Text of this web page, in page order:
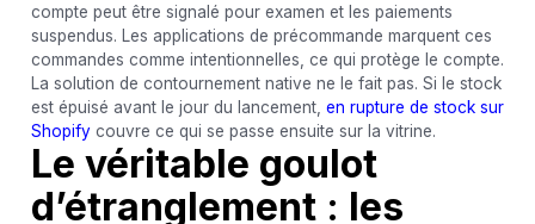
compte peut être signalé pour examen et les paiements
suspendus. Les applications de précommande marquent ces
commandes comme intentionnelles, ce qui protège le compte.
La solution de contournement native ne le fait pas. Si le stock
est épuisé avant le jour du lancement, en rupture de stock sur
Shopifycouvre ce qui se passe ensuite sur la vitrine.
Le véritable goulot
d’étranglement : les